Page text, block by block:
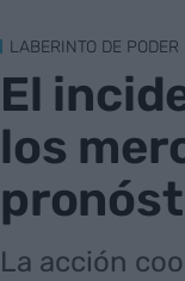
LABERINTO DE PODER
El
los
La acción